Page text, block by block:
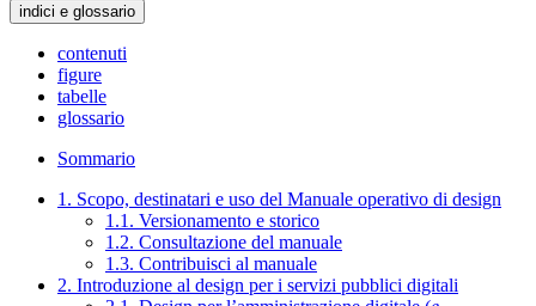
indici e glossario
contenuti
figure
tabelle
glossario
Sommario
1. Scopo, destinatari e uso del Manuale operativo di design
1.1. Versionamento e storico
1.2. Consultazione del manuale
1.3. Contribuisci al manuale
2. Introduzione al design per i servizi pubblici digitali